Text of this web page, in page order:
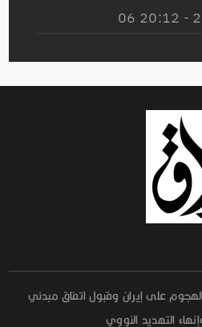
على إيران وقبول اتفاق مبدئي
التهديد النووي